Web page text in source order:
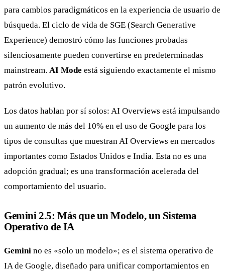
para cambios paradigmáticos en la experiencia de usuario de
búsqueda. El ciclo de vida de SGE (Search Generative
Experience) demostró cómo las funciones probadas
silenciosamente pueden convertirse en predeterminadas
mainstream. AI Mode está siguiendo exactamente el mismo
patrón evolutivo.
Los datos hablan por sí solos: AI Overviews está impulsando
un aumento de más del 10% en el uso de Google para los
tipos de consultas que muestran AI Overviews en mercados
importantes como Estados Unidos e India. Esta no es una
adopción gradual; es una transformación acelerada del
comportamiento del usuario.
Gemini 2.5: Más que un Modelo, un Sistema
Operativo de IA
Gemini no es «solo un modelo»; es el sistema operativo de
IA de Google, diseñado para unificar comportamientos en